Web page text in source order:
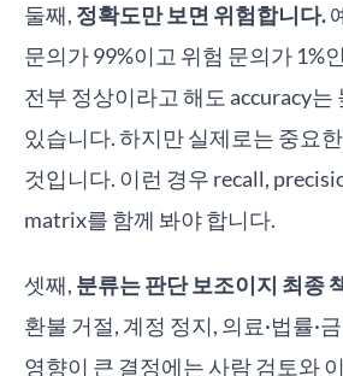
둘째, 정확도만 보면 위험합니다.
문의가 99%이고 위험 문의가 1%
전부 정상이라고 해도 accuracy는
있습니다. 하지만 실제로는 중요
것입니다. 이런 경우 recall,
matrix를 함께 봐야 합니다.
셋째, 분류는 판단 보조이지 최종
환불 거절, 계정 정지, 의료·법률·
영향이 큰 결정에는 사람 검토와